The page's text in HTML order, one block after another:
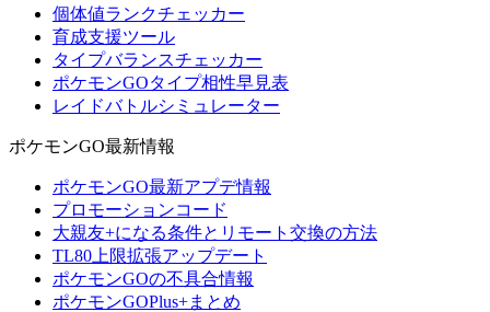
個体値ランクチェッカー
育成支援ツール
タイプバランスチェッカー
ポケモンGOタイプ相性早見表
レイドバトルシミュレーター
ポケモンGO最新情報
ポケモンGO最新アプデ情報
プロモーションコード
大親友+になる条件とリモート交換の方法
TL80上限拡張アップデート
ポケモンGOの不具合情報
ポケモンGOPlus+まとめ